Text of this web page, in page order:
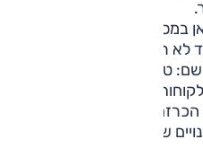
במסגרת תאגיד צ'רי עם מותג
לא רק על אלה, אלא גם על
יצירת עוד ועוד
ולהתאמה בכל שווקי
על עוד ועוד דגמים,
שחלקם משתנה מהיום